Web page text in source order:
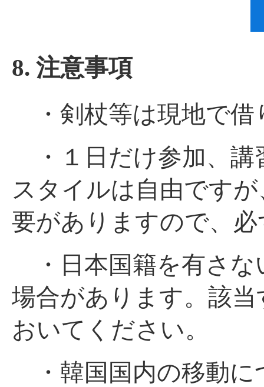
8. 注意事項
・剣杖等は現地で借
・１日だけ参加、講
スタイルは自由です
要がありますので、
・日本国籍を有さな
場合があります。該
おいてください。
・韓国国内の移動に